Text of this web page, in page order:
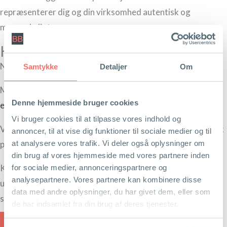
Samtykke Detaljer Om
Denne hjemmeside bruger cookies
Vi bruger cookies til at tilpasse vores indhold og
annoncer, til at vise dig funktioner til sociale medier og til
at analysere vores trafik. Vi deler også oplysninger om
din brug af vores hjemmeside med vores partnere inden
for sociale medier, annonceringspartnere og
analysepartnere. Vores partnere kan kombinere disse
data med andre oplysninger, du har givet dem, eller som
de har indsamlet fra din brug af deres tjenester.
repræsenterer dig og din virksomhed autentisk og
menneskeligt.
Kan du selv skrive dine tekster?
Nogle kan.
Men for mange er det en rigtig god investering at lade en
erfaren tekstforfattervaretage opgave.
Vil du gerne skrive selv, tilbyder jeg rådgivning og feedback
på dine tekster.
Kontakt mig påberit@beritbai.dkellertlf. 30702728
uforpligtende snak om tekst til din hjemmeside, der skaber
synlighed og salg.
Tekstforfatning - Læs om min tilgang her